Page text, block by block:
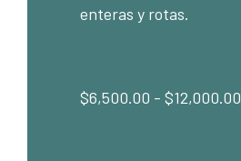
enteras y rotas.
$6,500.00 - $12,000.00